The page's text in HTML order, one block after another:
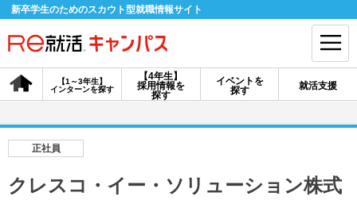
新卒学生のためのスカウト型就職情報サイト
【4年生】
採用情報を
探す
【1～3年生】
インターンを探す
イベントを
探す
就活支援
会員登録 ログイン
正社員
クレスコ・イー・ソリューション株式